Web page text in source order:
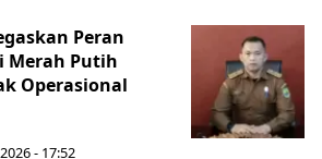
Peran
Merah Putih
Operasional
- 17:52